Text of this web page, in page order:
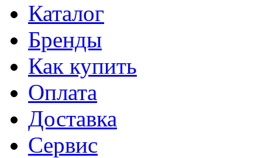
Каталог
Бренды
Как купить
Оплата
Доставка
Сервис